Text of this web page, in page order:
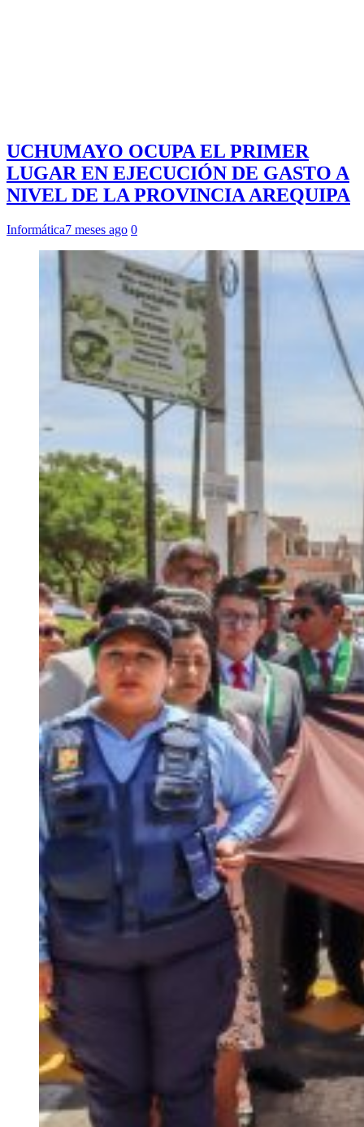
UCHUMAYO OCUPA EL PRIMER
LUGAR EN EJECUCIÓN DE GASTO A
NIVEL DE LA PROVINCIA AREQUIPA
Informática7 meses ago 0